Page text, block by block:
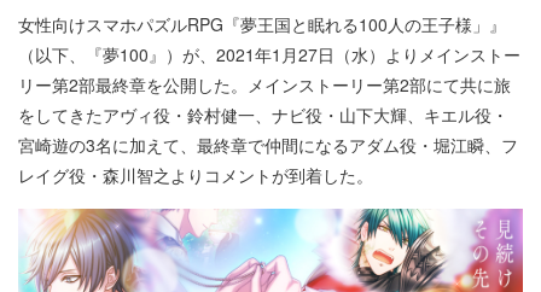
女性向けスマホパズルRPG『夢王国と眠れる100人の王子様」』
（以下、『夢100』）が、2021年1月27日（水）よりメインストー
リー第2部最終章を公開した。メインストーリー第2部にて共に旅
をしてきたアヴィ役・鈴村健一、ナビ役・山下大輝、キエル役・
宮崎遊の3名に加えて、最終章で仲間になるアダム役・堀江瞬、フ
レイグ役・森川智之よりコメントが到着した。